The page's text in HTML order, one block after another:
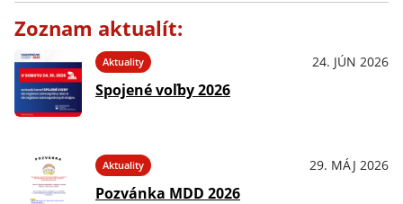
Zoznam aktualít:
Aktuality 24. JÚN 2026
Spojené voľby 2026
Aktuality 29. MÁJ 2026
Pozvánka MDD 2026